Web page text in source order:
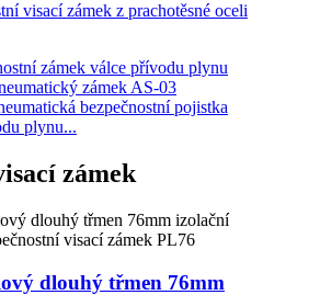
visací zámek z prachotěsné oceli
bezpečnostní pojistka
plynu...
zámek
dlouhý třmen 76mm